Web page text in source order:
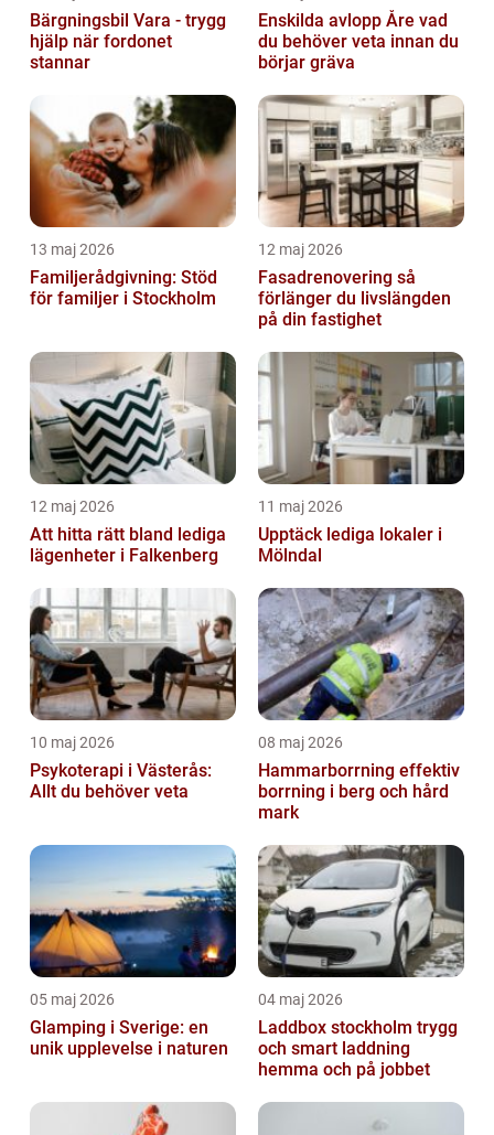
Bärgningsbil Vara - trygg
hjälp när fordonet
stannar
Enskilda avlopp Åre vad
du behöver veta innan du
börjar gräva
13 maj 2026
Familjerådgivning: Stöd
för familjer i Stockholm
12 maj 2026
Fasadrenovering så
förlänger du livslängden
på din fastighet
12 maj 2026
Att hitta rätt bland lediga
lägenheter i Falkenberg
11 maj 2026
Upptäck lediga lokaler i
Mölndal
10 maj 2026
Psykoterapi i Västerås:
Allt du behöver veta
08 maj 2026
Hammarborrning effektiv
borrning i berg och hård
mark
05 maj 2026
Glamping i Sverige: en
unik upplevelse i naturen
04 maj 2026
Laddbox stockholm trygg
och smart laddning
hemma och på jobbet